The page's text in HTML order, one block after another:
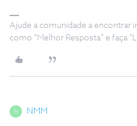
Ajude a comunidade a encontrar
como "Melhor Resposta" e faça
N NMM